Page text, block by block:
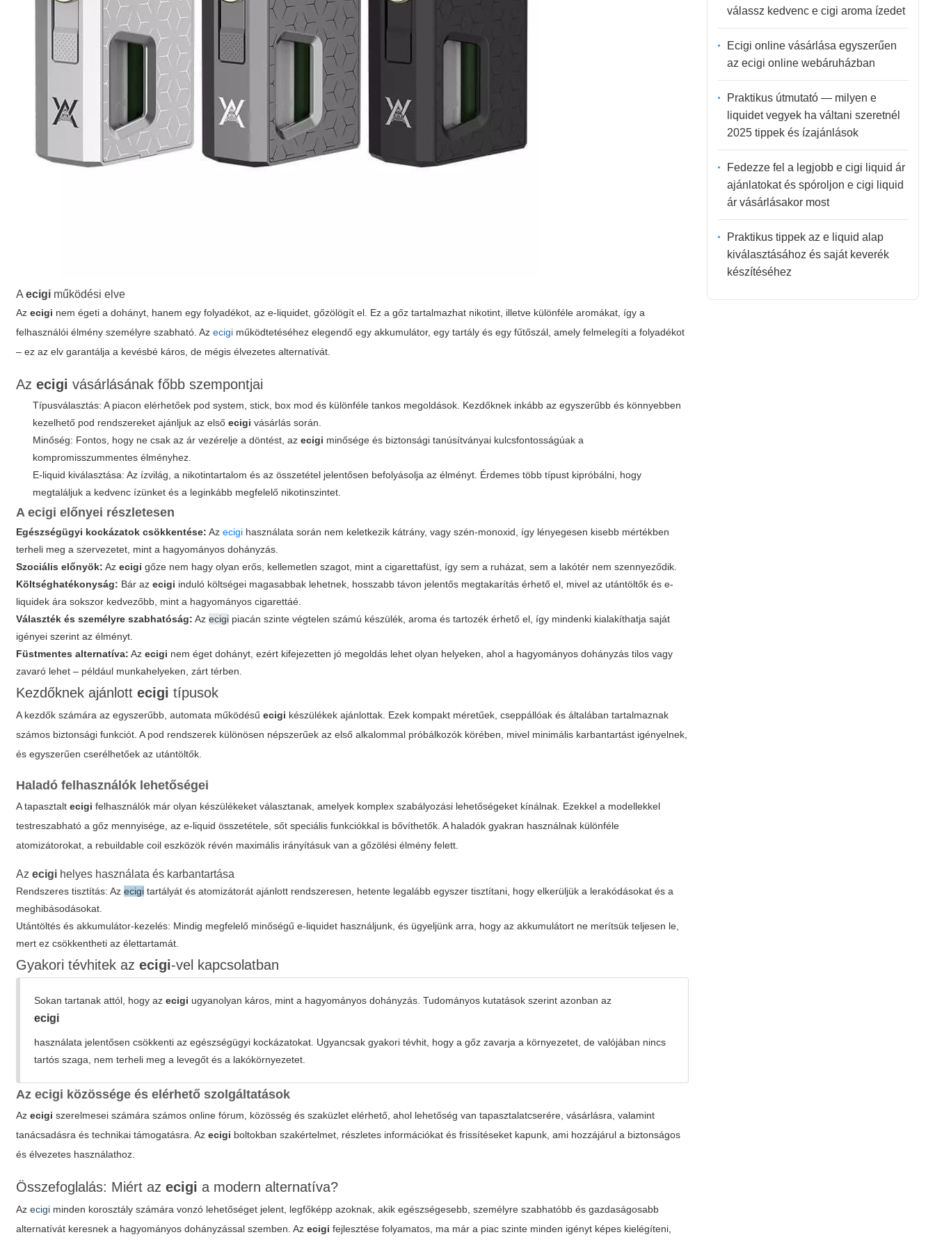
Aecigi működési elve
Azecigi nem égeti a dohányt, hanem egy folyadékot, az e-liquidet, gőzölögít el. Ez a gőz tartalmazhat nikotint, illetve különféle aromákat, így a
felhasználói élmény személyre szabható. Azecigi működtetéséhez elegendő egy akkumulátor, egy tartály és egy fűtőszál, amely felmelegíti a folyadékot
– ez az elv garantálja a kevésbé káros, de mégis élvezetes alternatívát.
Azecigi vásárlásának főbb szempontjai
Típusválasztás: A piacon elérhetőek pod system, stick, box mod és különféle tankos megoldások. Kezdőknek inkább az egyszerűbb és könnyebben
kezelhető pod rendszereket ajánljuk az elsőecigi vásárlás során.
Minőség: Fontos, hogy ne csak az ár vezérelje a döntést, azecigi minősége és biztonsági tanúsítványai kulcsfontosságúak a
kompromisszummentes élményhez.
E-liquid kiválasztása: Az ízvilág, a nikotintartalom és az összetétel jelentősen befolyásolja az élményt. Érdemes több típust kipróbálni, hogy
megtaláljuk a kedvenc ízünket és a leginkább megfelelő nikotinszintet.
Aecigi előnyei részletesen
Egészségügyi kockázatok csökkentése: Azecigi használata során nem keletkezik kátrány, vagy szén-monoxid, így lényegesen kisebb mértékben
terheli meg a szervezetet, mint a hagyományos dohányzás.
Szociális előnyök: Azecigi gőze nem hagy olyan erős, kellemetlen szagot, mint a cigarettafüst, így sem a ruházat, sem a lakótér nem szennyeződik.
Költséghatékonyság: Bár azecigi induló költségei magasabbak lehetnek, hosszabb távon jelentős megtakarítás érhető el, mivel az utántöltők és e-
liquidek ára sokszor kedvezőbb, mint a hagyományos cigarettáé.
Választék és személyre szabhatóság: Azecigi piacán szinte végtelen számú készülék, aroma és tartozék érhető el, így mindenki kialakíthatja saját
igényei szerint az élményt.
Füstmentes alternatíva: Azecigi nem éget dohányt, ezért kifejezetten jó megoldás lehet olyan helyeken, ahol a hagyományos dohányzás tilos vagy
zavaró lehet – például munkahelyeken, zárt térben.
Kezdőknek ajánlottecigi típusok
A kezdők számára az egyszerűbb, automata működésűecigi készülékek ajánlottak. Ezek kompakt méretűek, cseppállóak és általában tartalmaznak
számos biztonsági funkciót. A pod rendszerek különösen népszerűek az első alkalommal próbálkozók körében, mivel minimális karbantartást igényelnek,
és egyszerűen cserélhetőek az utántöltők.
Haladó felhasználók lehetőségei
A tapasztaltecigi felhasználók már olyan készülékeket választanak, amelyek komplex szabályozási lehetőségeket kínálnak. Ezekkel a modellekkel
testreszabható a gőz mennyisége, az e-liquid összetétele, sőt speciális funkciókkal is bővíthetők. A haladók gyakran használnak különféle
atomizátorokat, a rebuildable coil eszközök révén maximális irányításuk van a gőzölési élmény felett.
Azecigi helyes használata és karbantartása
Rendszeres tisztítás: Azecigi tartályát és atomizátorát ajánlott rendszeresen, hetente legalább egyszer tisztítani, hogy elkerüljük a lerakódásokat és a
meghibásodásokat.
Utántöltés és akkumulátor-kezelés: Mindig megfelelő minőségű e-liquidet használjunk, és ügyeljünk arra, hogy az akkumulátort ne merítsük teljesen le,
mert ez csökkentheti az élettartamát.
Gyakori tévhitek azecigi-vel kapcsolatban
Sokan tartanak attól, hogy azecigi ugyanolyan káros, mint a hagyományos dohányzás. Tudományos kutatások szerint azonban az
ecigi
használata jelentősen csökkenti az egészségügyi kockázatokat. Ugyancsak gyakori tévhit, hogy a gőz zavarja a környezetet, de valójában nincs
tartós szaga, nem terheli meg a levegőt és a lakókörnyezetet.
Azecigi közössége és elérhető szolgáltatások
Azecigi szerelmesei számára számos online fórum, közösség és szaküzlet elérhető, ahol lehetőség van tapasztalatcserére, vásárlásra, valamint
tanácsadásra és technikai támogatásra. Azecigi boltokban szakértelmet, részletes információkat és frissítéseket kapunk, ami hozzájárul a biztonságos
és élvezetes használathoz.
Összefoglalás: Miért azecigi a modern alternatíva?
Azecigi minden korosztály számára vonzó lehetőséget jelent, legfőképp azoknak, akik egészségesebb, személyre szabhatóbb és gazdaságosabb
alternatívát keresnek a hagyományos dohányzással szemben. Azecigi fejlesztése folyamatos, ma már a piac szinte minden igényt képes kielégíteni,
válassz kedvenc e cigi aroma ízedet
Ecigi online vásárlása egyszerűen
az ecigi online webáruházban
Praktikus útmutató — milyen e
liquidet vegyek ha váltani szeretnél
2025 tippek és ízajánlások
Fedezze fel a legjobb e cigi liquid ár
ajánlatokat és spóroljon e cigi liquid
ár vásárlásakor most
Praktikus tippek az e liquid alap
kiválasztásához és saját keverék
készítéséhez